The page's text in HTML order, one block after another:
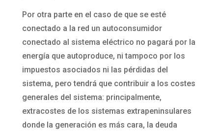
Por otra parte en el caso de que se esté
conectado a la red un autoconsumidor
conectado al sistema eléctrico no pagará por la
energía que autoproduce, ni tampoco por los
impuestos asociados ni las pérdidas del
sistema, pero tendrá que contribuir a los costes
generales del sistema: principalmente,
extracostes de los sistemas extrapeninsulares
donde la generación es más cara, la deuda